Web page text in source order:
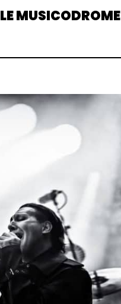
LE MUSICODROME